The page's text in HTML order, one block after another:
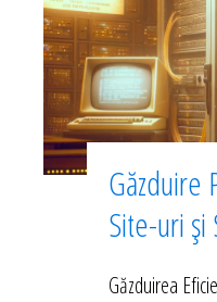
Găzduire
Site-uri și
Găzduirea